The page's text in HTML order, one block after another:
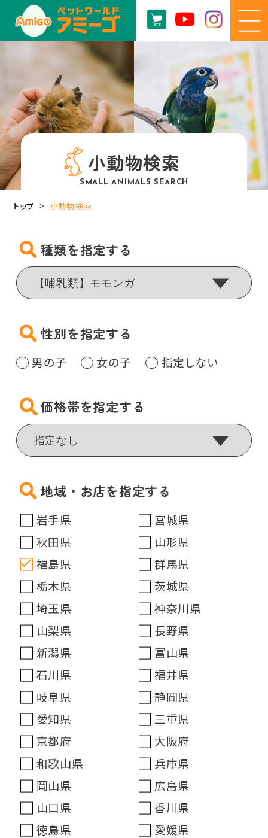
小動物検索
SMALL ANIMALS SEARCH
トップ 小動物検索
種類を指定する
性別を指定する
男の子 女の子 指定しない
価格帯を指定する
地域・お店を指定する
岩手県
宮城県
秋田県
山形県
福島県
群馬県
栃木県
茨城県
埼玉県
神奈川県
山梨県
長野県
新潟県
富山県
石川県
福井県
岐阜県
静岡県
愛知県
三重県
京都府
大阪府
和歌山県
兵庫県
岡山県
広島県
山口県
香川県
徳島県
愛媛県